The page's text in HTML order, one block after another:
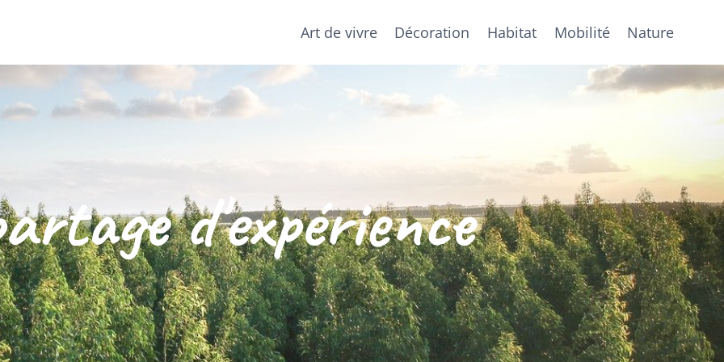
Art de vivre Décoration Habitat Mobilité Nature
d'expérience